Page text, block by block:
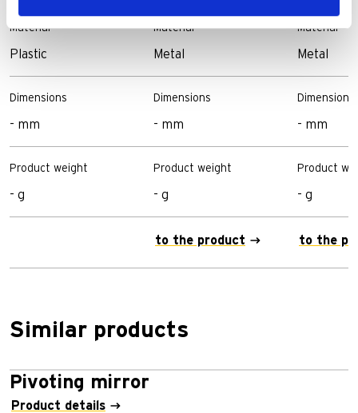
Material
Plastic
Dimensions
- mm
Product weight
- g
Material
Metal
Dimensions
- mm
Product weight
- g
to the product
Material
Metal
Dimensions
- mm
Product
- g
to the
Similar products
Pivoting mirror
Product details